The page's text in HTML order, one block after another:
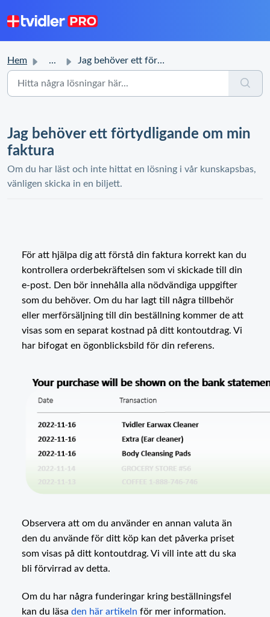
Hem ... Jag behöver ett förtydligande om min faktura
Jag behöver ett förtydligande om min
faktura
Om du har läst och inte hittat en lösning i vår kunskapsbas,
vänligen skicka in en biljett.
För att hjälpa dig att förstå din faktura korrekt kan du
kontrollera orderbekräftelsen som vi skickade till din
e-post. Den bör innehålla alla nödvändiga uppgifter
som du behöver. Om du har lagt till några tillbehör
eller merförsäljning till din beställning kommer de att
visas som en separat kostnad på ditt kontoutdrag. Vi
har bifogat en ögonblicksbild för din referens.
Observera att om du använder en annan valuta än
den du använde för ditt köp kan det påverka priset
som visas på ditt kontoutdrag. Vi vill inte att du ska
bli förvirrad av detta.
Om du har några funderingar kring beställningsfel
kan du läsa den här artikeln för mer information.